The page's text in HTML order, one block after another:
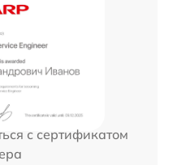
с сертификатом